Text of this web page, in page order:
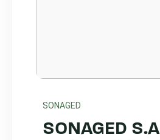
SONAGED
SONAGED S.A